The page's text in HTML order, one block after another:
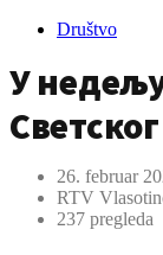
Društvo
У
26. februar
RTV
237 pregleda